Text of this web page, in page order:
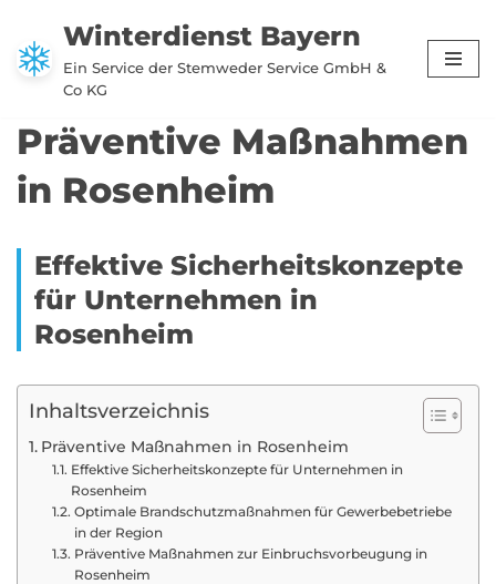
Zum
Inhalt
Winterdienst Bayern
Ein Service der Stemweder Service GmbH &
Co KG
Präventive Maßnahmen
in Rosenheim
Effektive Sicherheitskonzepte
für Unternehmen in
Rosenheim
Inhaltsverzeichnis
Präventive Maßnahmen in Rosenheim
Effektive Sicherheitskonzepte für Unternehmen in
Rosenheim
Optimale Brandschutzmaßnahmen für Gewerbebetriebe
in der Region
Präventive Maßnahmen zur Einbruchsvorbeugung in
Rosenheim